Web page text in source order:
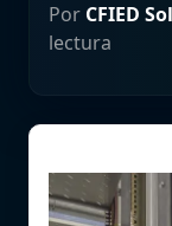
Por CFIED
lectura